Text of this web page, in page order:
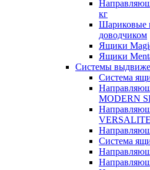
кг
Шариковые
доводчиком
Ящики
Ящики
Системы
Система
MODERN
Система